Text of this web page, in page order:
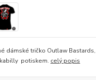
dámské tričko Outlaw
potiskem. celý popis